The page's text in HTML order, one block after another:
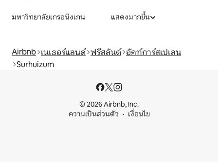
มหาวิทยาลัยเกรอนิงเกน แสดงมากขึ้น
Airbnb เนเธอร์แลนด์ ฟรีสลันด์ อัคท์การ์สเปเลน
Surhuizum
© 2026 Airbnb, Inc.
ความเป็นส่วนตัว
เงื่อนไข